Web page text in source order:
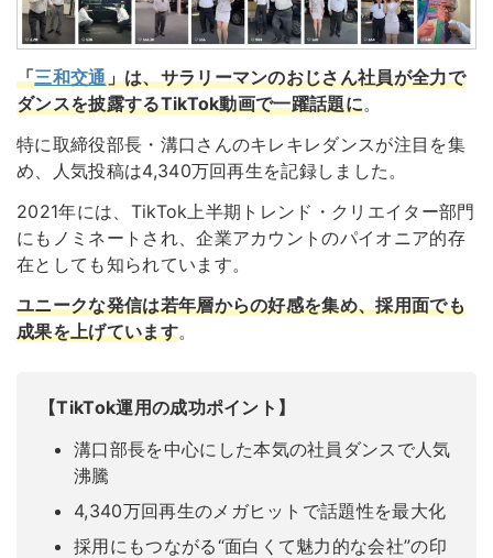
「三和交通」は、サラリーマンのおじさん社員が全力で
ダンスを披露するTikTok動画で一躍話題に。
特に取締役部長・溝口さんのキレキレダンスが注目を集
め、人気投稿は4,340万回再生を記録しました。
2021年には、TikTok上半期トレンド・クリエイター部門
にもノミネートされ、企業アカウントのパイオニア的存
在としても知られています。
ユニークな発信は若年層からの好感を集め、採用面でも
成果を上げています。
【TikTok運用の成功ポイント】
溝口部長を中心にした本気の社員ダンスで人気
沸騰
4,340万回再生のメガヒットで話題性を最大化
採用にもつながる“面白くて魅力的な会社”の印